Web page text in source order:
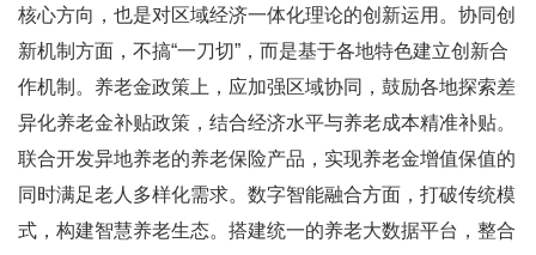
核心方向，也是对区域经济一体化理论的创新运用。协同创
新机制方面，不搞“一刀切”，而是基于各地特色建立创新合
作机制。养老金政策上，应加强区域协同，鼓励各地探索差
异化养老金补贴政策，结合经济水平与养老成本精准补贴。
联合开发异地养老的养老保险产品，实现养老金增值保值的
同时满足老人多样化需求。数字智能融合方面，打破传统模
式，构建智慧养老生态。搭建统一的养老大数据平台，整合